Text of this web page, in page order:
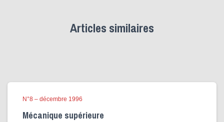
Articles similaires
N°8 – décembre 1996
Mécanique supérieure